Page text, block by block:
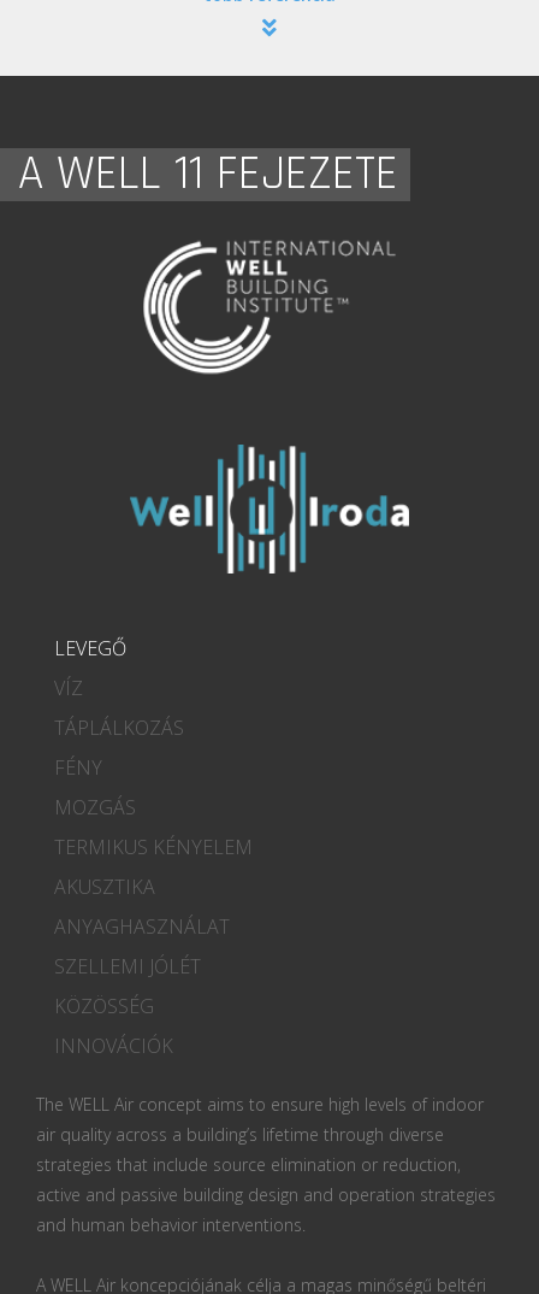
A WELL 11 FEJEZETE
LEVEGŐ
VÍZ
TÁPLÁLKOZÁS
FÉNY
MOZGÁS
TERMIKUS KÉNYELEM
AKUSZTIKA
ANYAGHASZNÁLAT
SZELLEMI JÓLÉT
KÖZÖSSÉG
INNOVÁCIÓK
The WELL Air concept aims to ensure high levels of indoor
air quality across a building’s lifetime through diverse
strategies that include source elimination or reduction,
active and passive building design and operation strategies
and human behavior interventions.
A WELL Air koncepciójának célja a magas minőségű beltéri